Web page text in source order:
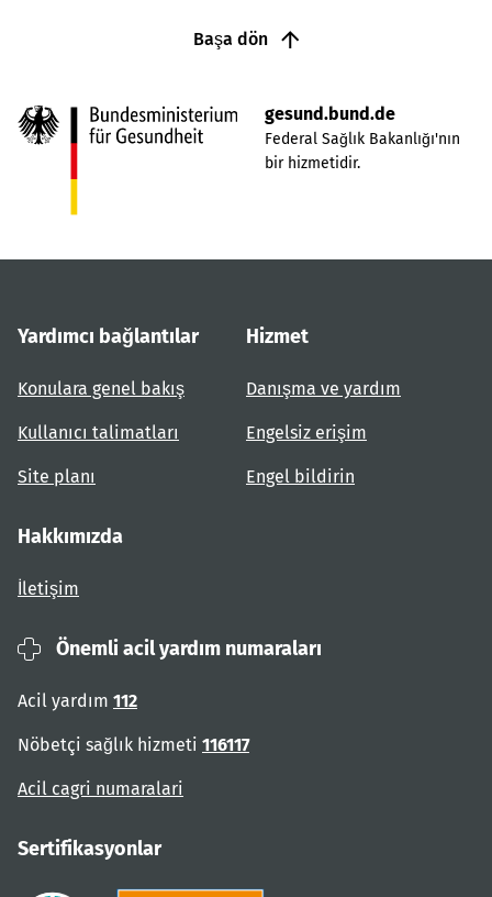
Başa dön
gesund.bund.de
Federal Sağlık Bakanlığı'nın
bir hizmetidir.
Yardımcı bağlantılar
Konulara genel bakış
Kullanıcı talimatları
Site planı
Hizmet
Danışma ve yardım
Engelsiz erişim
Engel bildirin
Hakkımızda
İletişim
Önemli acil yardım numaraları
Acil yardım 112
Nöbetçi sağlık hizmeti 116117
Acil cagri numaralari
Sertifikasyonlar